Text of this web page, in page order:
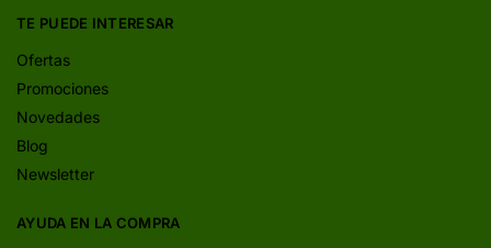
TE PUEDE INTERESAR
Ofertas
Promociones
Novedades
Blog
Newsletter
AYUDA EN LA COMPRA